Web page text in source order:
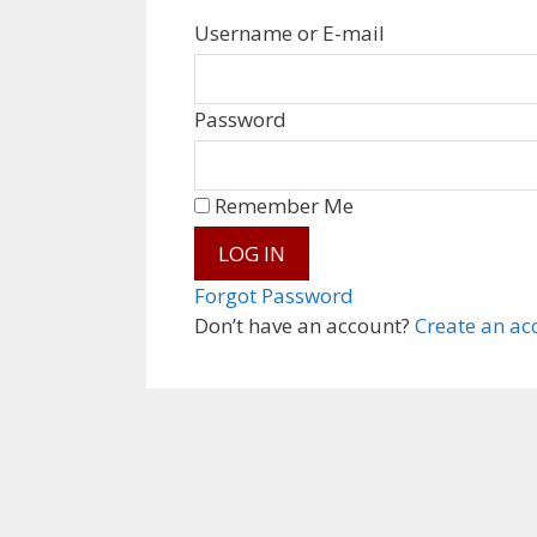
Username or E-mail
Password
Don’t have an account? Create an
Remember Me
Forgot Password